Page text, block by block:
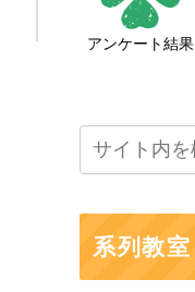
アンケート結果
系列教室